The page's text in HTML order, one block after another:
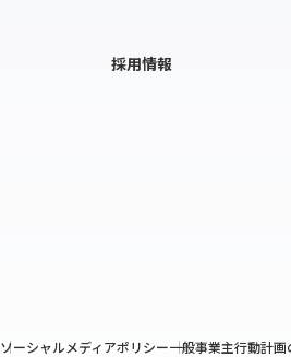
採用情報
ソーシャルメディアポリシー一般事業主行動計